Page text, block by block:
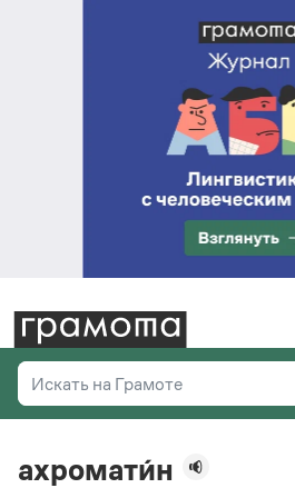
Искать на Грамоте
Справочная служба
ахромати́н